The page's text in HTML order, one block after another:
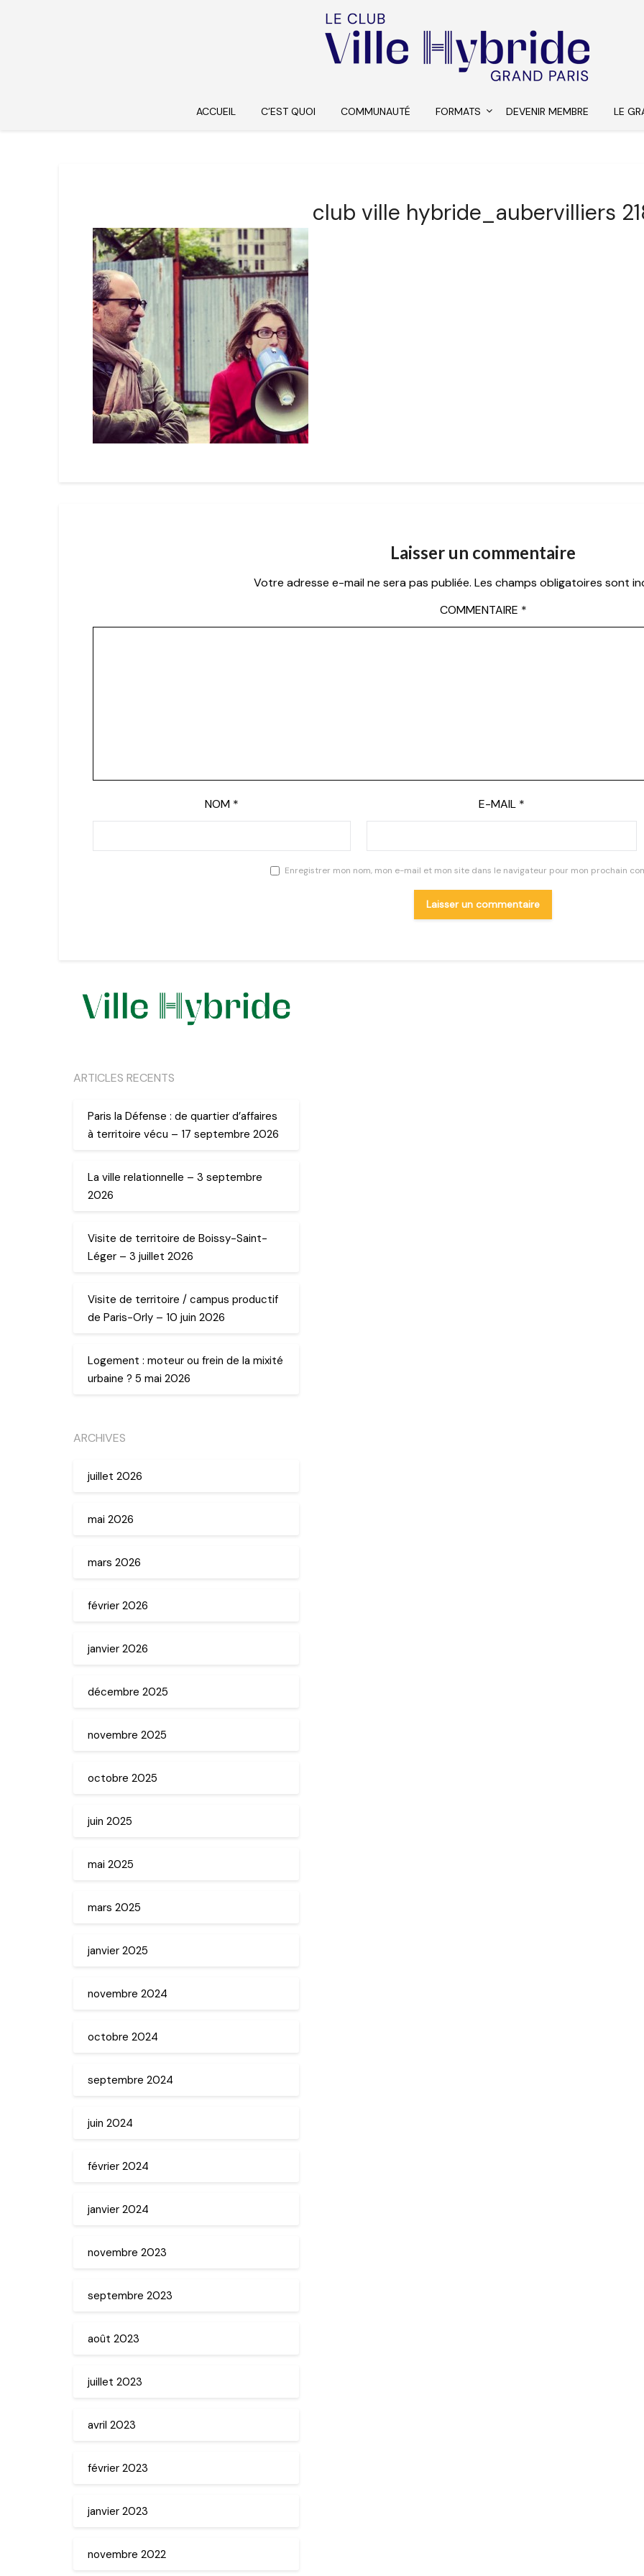
ACCUEIL C’EST QUOI COMMUNAUTÉ FORMATS DEVENIR MEMBRE LE
club ville hybride_aubervilliers
Laisser un commentaire
Votre adresse e-mail ne sera pas publiée. Les champs obligatoires sont
COMMENTAIRE *
NOM * E-MAIL *
Enregistrer mon nom, mon e-mail et mon site dans le navigateur pour mon prochain
ARTICLES RECENTS
Paris la Défense : de quartier d’affaires
à territoire vécu – 17 septembre 2026
La ville relationnelle – 3 septembre
2026
Visite de territoire de Boissy-Saint-
Léger – 3 juillet 2026
Visite de territoire / campus productif
de Paris-Orly – 10 juin 2026
Logement : moteur ou frein de la mixité
urbaine ? 5 mai 2026
ARCHIVES
juillet 2026
mai 2026
mars 2026
février 2026
janvier 2026
décembre 2025
novembre 2025
octobre 2025
juin 2025
mai 2025
mars 2025
janvier 2025
novembre 2024
octobre 2024
septembre 2024
juin 2024
février 2024
janvier 2024
novembre 2023
septembre 2023
août 2023
juillet 2023
avril 2023
février 2023
janvier 2023
novembre 2022